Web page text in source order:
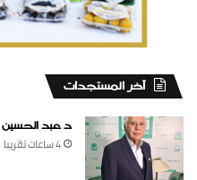
‏آخر المستجدات
د عبد الحسين
4 ساعات ‏تقريبا